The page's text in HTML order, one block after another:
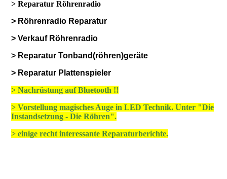
> Reparatur Röhrenradio
> Röhrenradio Reparatur
> Verkauf Röhrenradio
> Reparatur Tonband(röhren)geräte
> Reparatur Plattenspieler
> Nachrüstung auf Bluetooth !!
> Vorstellung magisches Auge in LED Technik. Unter "Die
Instandsetzung - Die Röhren".
> einige recht interessante Reparaturberichte.